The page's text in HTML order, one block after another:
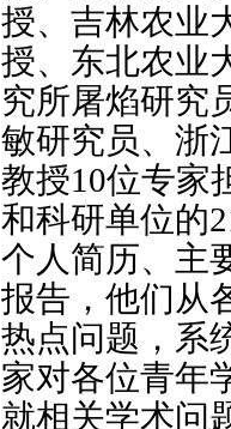
授、吉林农业
授、东北农业
究所屠焰研究
敏研究员、浙
教授10位专家
和科研单位的
个人简历、主
报告，他们从
热点问题，系
家对各位青年
就相关学术问